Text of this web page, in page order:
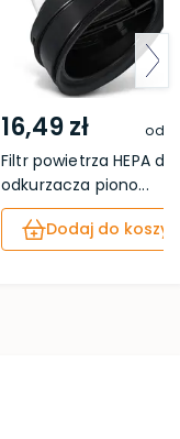
16,49 zł od
Filtr powietrza HEPA do
odkurzacza piono...
Dodaj do